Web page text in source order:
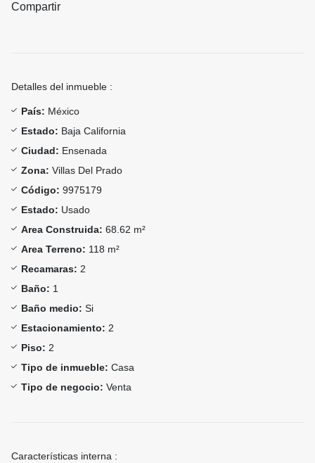
Compartir
Detalles del inmueble :
País: México
Estado: Baja California
Ciudad: Ensenada
Zona: Villas Del Prado
Código: 9975179
Estado: Usado
Area Construida: 68.62 m²
Area Terreno: 118 m²
Recamaras: 2
Baño: 1
Baño medio: Si
Estacionamiento: 2
Piso: 2
Tipo de inmueble: Casa
Tipo de negocio: Venta
Características interna :